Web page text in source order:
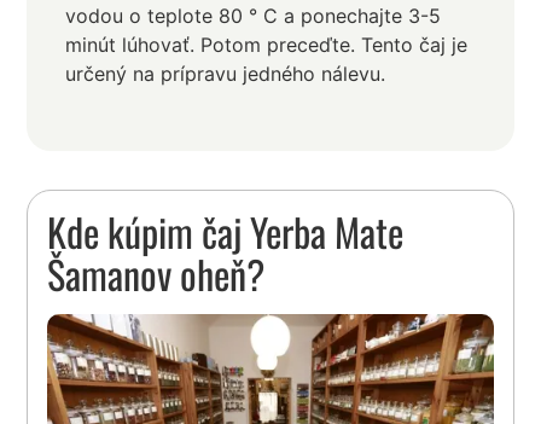
vodou o teplote 80 ° C a ponechajte 3-5
minút lúhovať. Potom preceďte. Tento čaj je
určený na prípravu jedného nálevu.
Kde kúpim čaj Yerba Mate
Šamanov oheň?